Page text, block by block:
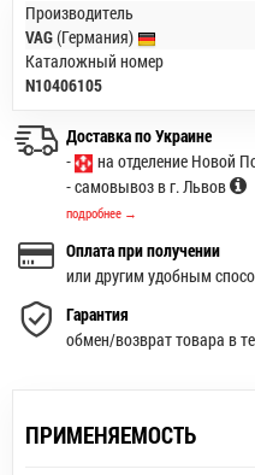
Производитель
VAG(Германия)
Каталожный номер
N10406105
Доставка по Украине
-
на отделение Новой
- самовывоз в г. Львов
подробнее →
Оплата при получении
или другим удобным
Гарантия
обмен/возврат товара в
ПРИМЕНЯЕМОСТЬ